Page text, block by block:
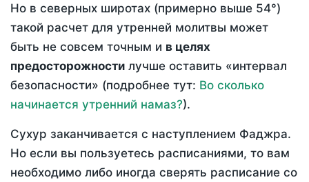
Но в северных широтах (примерно выше 54°)
такой расчет для утренней молитвы может
быть не совсем точным и в целях
предосторожности лучше оставить «интервал
безопасности» (подробнее тут: Во сколько
начинается утренний намаз?).
Сухур заканчивается с наступлением Фаджра.
Но если вы пользуетесь расписаниями, то вам
необходимо либо иногда сверять расписание со